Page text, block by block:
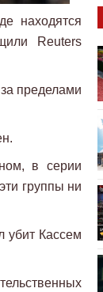
находятся
Reuters
пределами
в серии
группы ни
убит Кассем